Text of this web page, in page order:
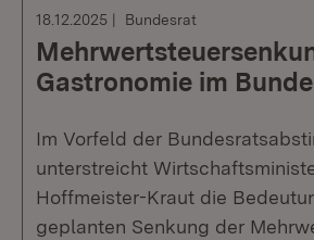
18.12.2025 Bundesrat
Gastronomie im
Im Vorfeld der
unterstreicht
Hoffmeister-Kraut die
geplanten Senkung der